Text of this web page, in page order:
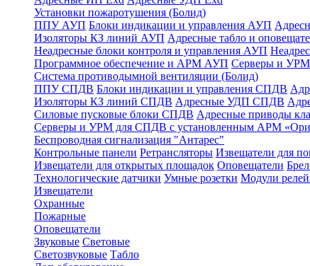
Установки пожаротушения (Болид)
ППУ АУП Блоки индикации и управления АУП
Изоляторы КЗ линий АУП Адресные табло и
Неадресные блоки контроля и управления АУП
Программное обеспечение и АРМ АУП Серверы и
Система противодымной вентиляции (Болид)
ППУ СПДВ Блоки индикации и управления СПДВ
Изоляторы КЗ линий СПДВ Адресные УДП СПДВ
Силовые пусковые блоки СПДВ Адресные приводы
Серверы и УРМ для СПДВ с установленным АРМ
Беспроводная сигнализация "Антарес"
Контрольные панели Ретрансляторы Извещатели для
Извещатели для открытых площадок Оповещатели
Технологические датчики Умные розетки Модули
Извещатели
Охранные
Пожарные
Оповещатели
Звуковые Световые
Светозвуковые Табло